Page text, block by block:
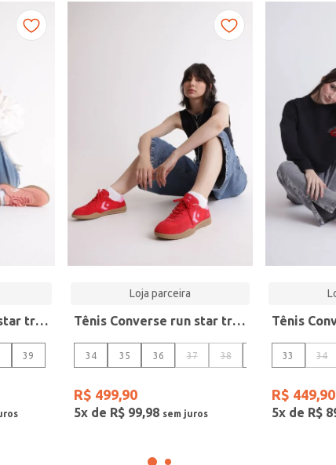
Tênis Converse run star trainer
39
Loja parceira
Tênis Converse run star trainer
34 35 36 37 38
R$ 499,90
5x de R$ 99,98
Tênis
33 34
R$ 449,90
5x de R$